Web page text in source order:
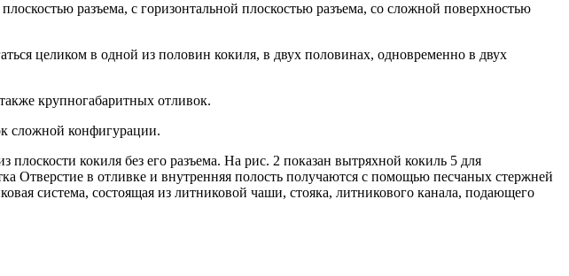
разъема, с горизонтальной плоскостью разъема, со сложной поверхностью
целиком в одной из половин кокиля, в двух половинах, одновременно в двух
крупногабаритных отливок.
сложной конфигурации.
кокиля без его разъема. На рис. 2 показан вытряхной кокиль 5 для
Отверстие в отливке и внутренняя полость получаются с помощью песчаных стержней
система, состоящая из литниковой чаши, стояка, литникового канала, подающего